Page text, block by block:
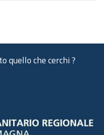
quello che cerchi ?